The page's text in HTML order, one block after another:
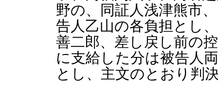
野の、同証人浅津熊市
告人乙山の各負担とし
善二郎、差し戻し前の
に支給した分は被告人
とし、主文のとおり判